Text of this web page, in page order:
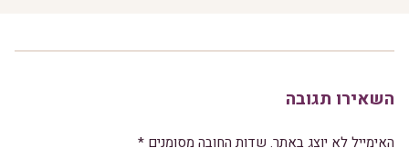
השאירו תגובה
האימייל לא יוצג באתר. שדות החובה מסומנים *